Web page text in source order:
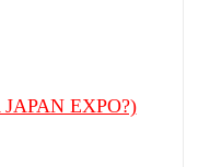
EXPO?)